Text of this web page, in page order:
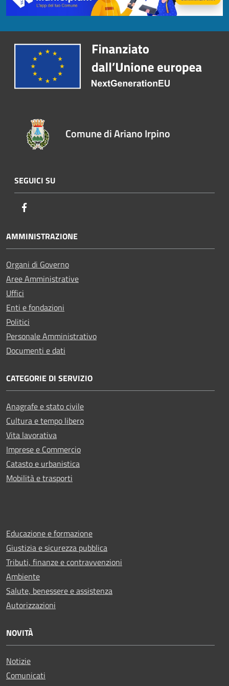
Comune di Ariano Irpino
SEGUICI SU
AMMINISTRAZIONE
Organi di Governo
Aree Amministrative
Uffici
Enti e fondazioni
Politici
Personale Amministrativo
Documenti e dati
CATEGORIE DI SERVIZIO
Anagrafe e stato civile
Cultura e tempo libero
Vita lavorativa
Imprese e Commercio
Catasto e urbanistica
Mobilità e trasporti
Educazione e formazione
Giustizia e sicurezza pubblica
Tributi, finanze e contravvenzioni
Ambiente
Salute, benessere e assistenza
Autorizzazioni
NOVITÀ
Notizie
Comunicati